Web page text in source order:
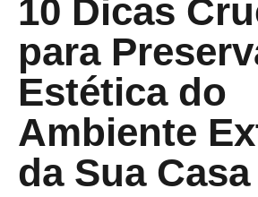
10 Dicas
para
Estética do
Ambiente
da Sua Casa